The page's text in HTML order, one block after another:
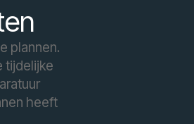
plannen.
tijdelijke
heeft